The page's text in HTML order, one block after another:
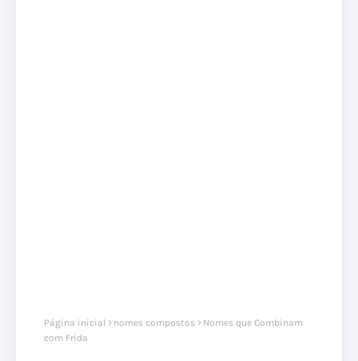
Página inicial nomes compostos
Nomes que Combinam
com Frida